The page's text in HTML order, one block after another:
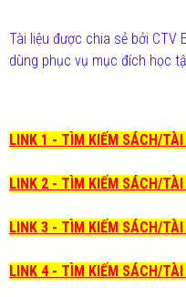
Tài liệu được chia sẻ bởi CTV
dùng phục vụ mục đích học
LINK 1 - TÌM KIẾM SÁCH/
LINK 2 - TÌM KIẾM SÁCH/
LINK 3 - TÌM KIẾM SÁCH/
LINK 4 - TÌM KIẾM SÁCH/